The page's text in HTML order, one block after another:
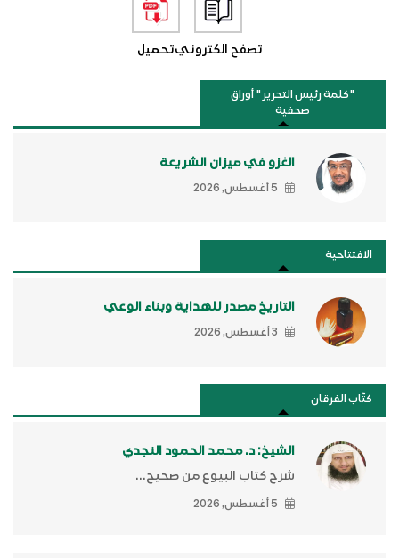
تصفح الكترونيتحميل
"كلمة رئيس التحرير " أوراق
صحفية
الغزو في ميزان الشريعة
5 أغسطس, 2026
الافتتاحية
التاريخ مصدر للهداية وبناء الوعي
3 أغسطس, 2026
كتَّاب الفرقان
الشيخ: د. محمد الحمود النجدي
شرح كتاب البيوع من صحيح...
5 أغسطس, 2026